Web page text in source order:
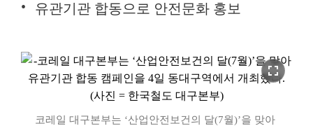
유관기관 합동으로 안전문화 홍보
fullscreen
코레일 대구본부는 ‘산업안전보건의 달(7월)’을 맞아